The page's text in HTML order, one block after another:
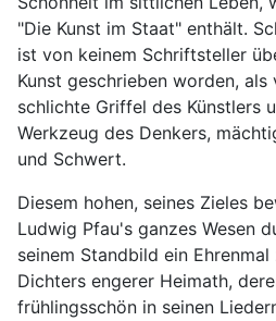
"Die Kunst im Staat" enthält.
ist von keinem Schriftsteller
Kunst geschrieben worden,
schlichte Griffel des Künstlers
Werkzeug des Denkers,
und Schwert.
Diesem hohen, seines Zieles
Ludwig Pfau's ganzes Wesen
seinem Standbild ein
Dichters engerer Heimath,
frühlingsschön in seinen